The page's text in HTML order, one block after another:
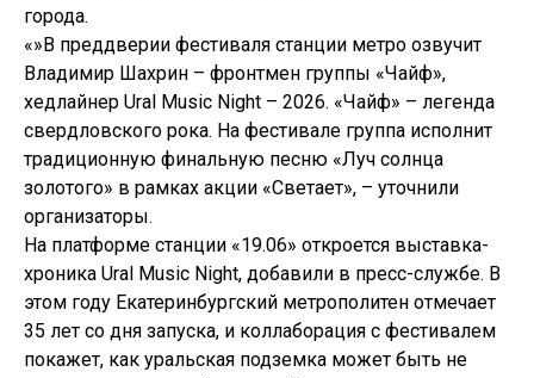
города.
«»В преддверии фестиваля станции метро озвучит
Владимир Шахрин – фронтмен группы «Чайф»,
хедлайнер Ural Music Night – 2026. «Чайф» – легенда
свердловского рока. На фестивале группа исполнит
традиционную финальную песню «Луч солнца
золотого» в рамках акции «Светает», – уточнили
организаторы.
На платформе станции «19.06» откроется выставка-
хроника Ural Music Night, добавили в пресс-службе. В
этом году Екатеринбургский метрополитен отмечает
35 лет со дня запуска, и коллаборация с фестивалем
покажет, как уральская подземка может быть не